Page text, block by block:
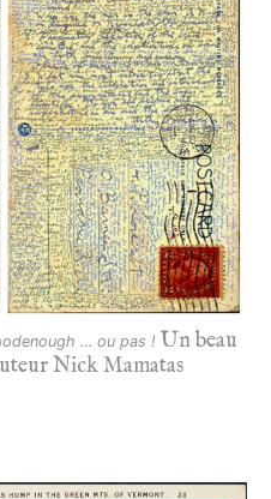
… ou pas ! Un beau
Nick Mamatas